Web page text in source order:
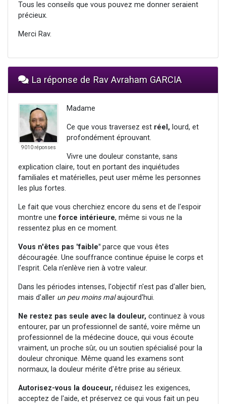
Tous les conseils que vous pouvez me donner seraient
précieux.
Merci Rav.
La réponse de Rav Avraham GARCIA
9010 réponses
Madame
Ce que vous traversez est réel, lourd, et
profondément éprouvant.
Vivre une douleur constante, sans
explication claire, tout en portant des inquiétudes
familiales et matérielles, peut user même les personnes
les plus fortes.
Le fait que vous cherchiez encore du sens et de l'espoir
montre uneforce intérieure, même si vous ne la
ressentez plus en ce moment.
Vous n'êtes pas "faible" parce que vous êtes
découragée. Une souffrance continue épuise le corps et
l'esprit. Cela n'enlève rien à votre valeur.
Dans les périodes intenses, l'objectif n'est pas d'aller bien,
mais d'aller un peu moins malaujourd'hui.
Ne restez pas seule avec la douleur, continuez à vous
entourer, par un professionnel de santé, voire même un
professionnel de la médecine douce, qui vous écoute
vraiment, un proche sûr, ou un soutien spécialisé pour la
douleur chronique. Même quand les examens sont
normaux, la douleur mérite d'être prise au sérieux.
Autorisez-vous la douceur, réduisez les exigences,
acceptez de l'aide, et préservez ce qui vous fait un peu